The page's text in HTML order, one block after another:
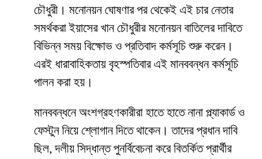
চৌধুরী। মনোনয়ন ঘোষণার পর থেকেই এই চার নেতার
সমর্থকরা ইয়াসের খান চৌধুরীর মনোনয়ন বাতিলের দাবিতে
বিভিন্ন সময় বিক্ষোভ ও প্রতিবাদ কর্মসূচি শুরু করেন।
এরই ধারাবাহিকতায় বৃহস্পতিবার এই মানববন্ধন কর্মসূচি
পালন করা হয়।
মানববন্ধনে অংশগ্রহণকারীরা হাতে হাতে নানা প্ল্যাকার্ড ও
ফেস্টুন নিয়ে শ্লোগান দিতে থাকেন। তাদের প্রধান দাবি
ছিল, দলীয় সিদ্ধান্ত পুনর্বিবেচনা করে বিতর্কিত প্রার্থীর